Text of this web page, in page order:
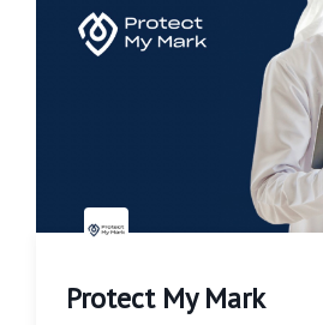
Protect My Mark